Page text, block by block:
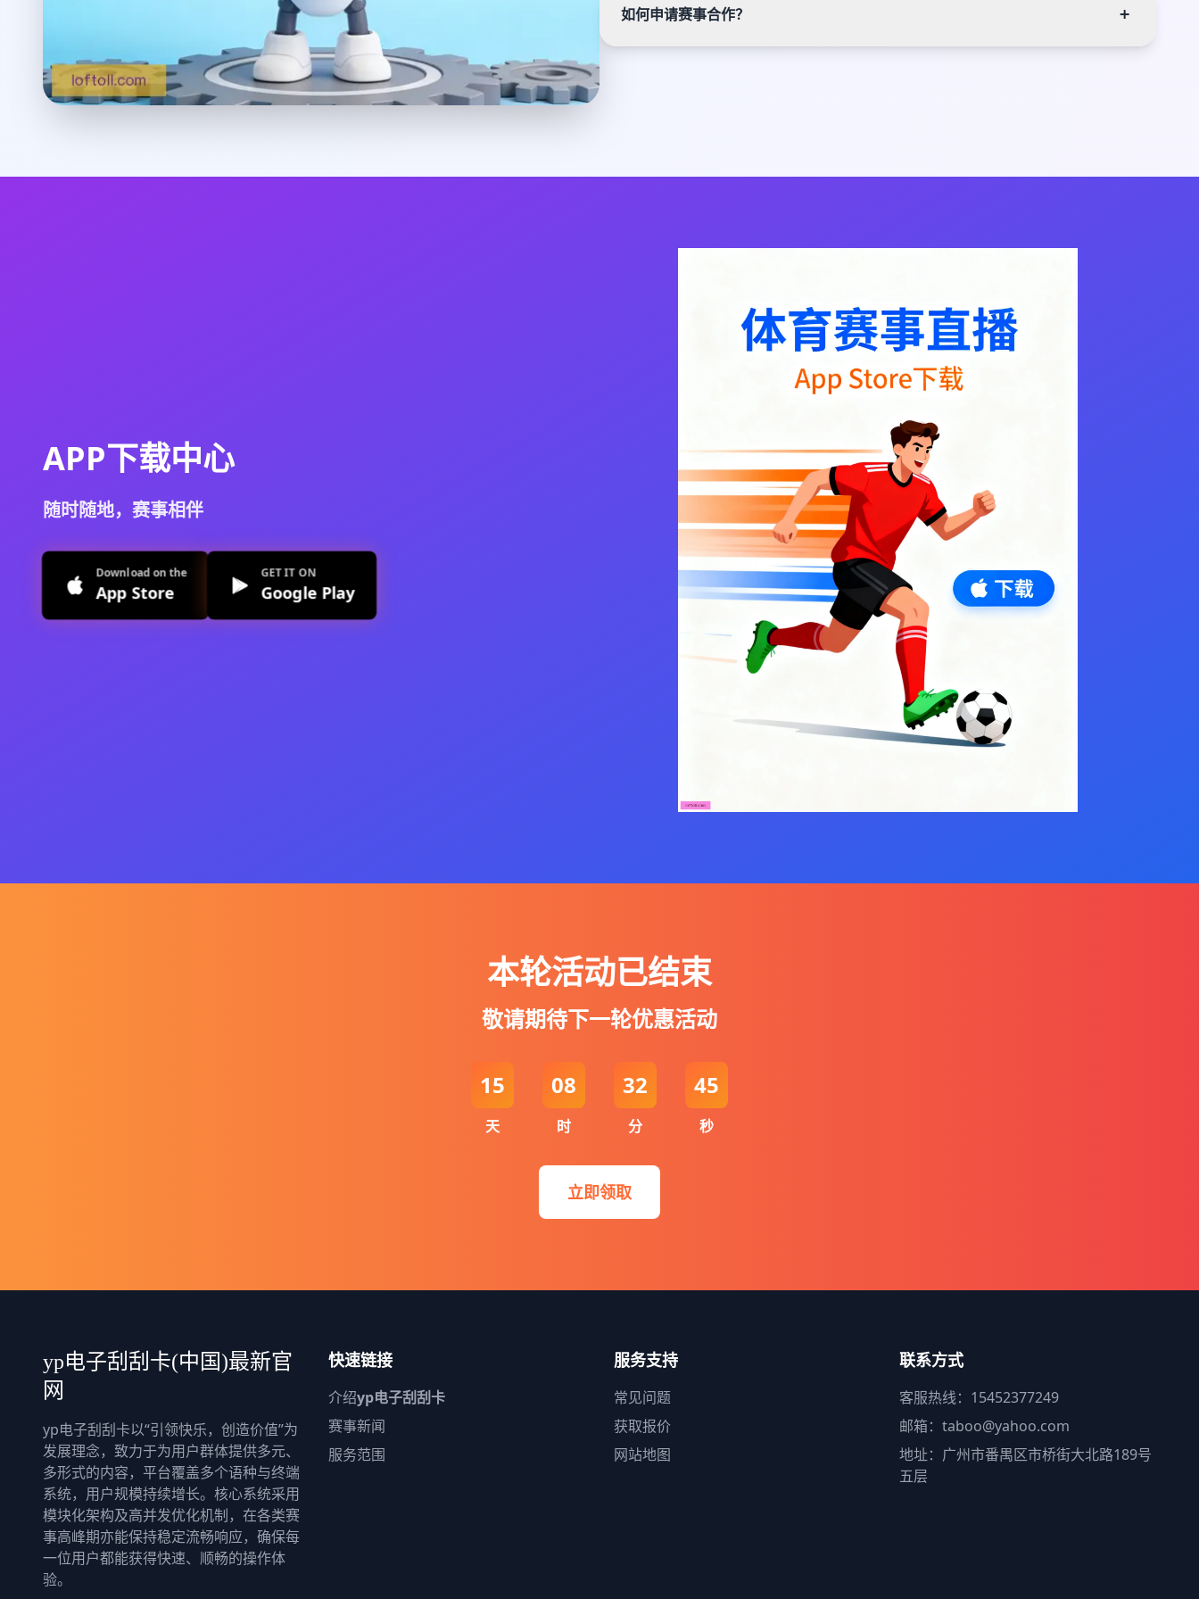
如何申请赛事合作？
APP下载中心
随时随地，赛事相伴
Download on the
App Store
GET IT ON
Google Play
本轮活动已结束
敬请期待下一轮优惠活动
15
天
08
时
32
分
45
秒
立即领取
yp电子刮刮卡(中国)最新官
网
yp电子刮刮卡以“引领快乐，创造价值”为
发展理念，致力于为用户群体提供多元、
多形式的内容，平台覆盖多个语种与终端
系统，用户规模持续增长。核心系统采用
模块化架构及高并发优化机制，在各类赛
事高峰期亦能保持稳定流畅响应，确保每
一位用户都能获得快速、顺畅的操作体
验。
快速链接
介绍yp电子刮刮卡
赛事新闻
服务范围
服务支持
常见问题
获取报价
网站地图
联系方式
客服热线：15452377249
邮箱：taboo@yahoo.com
地址：广州市番禺区市桥街大北路189号
五层